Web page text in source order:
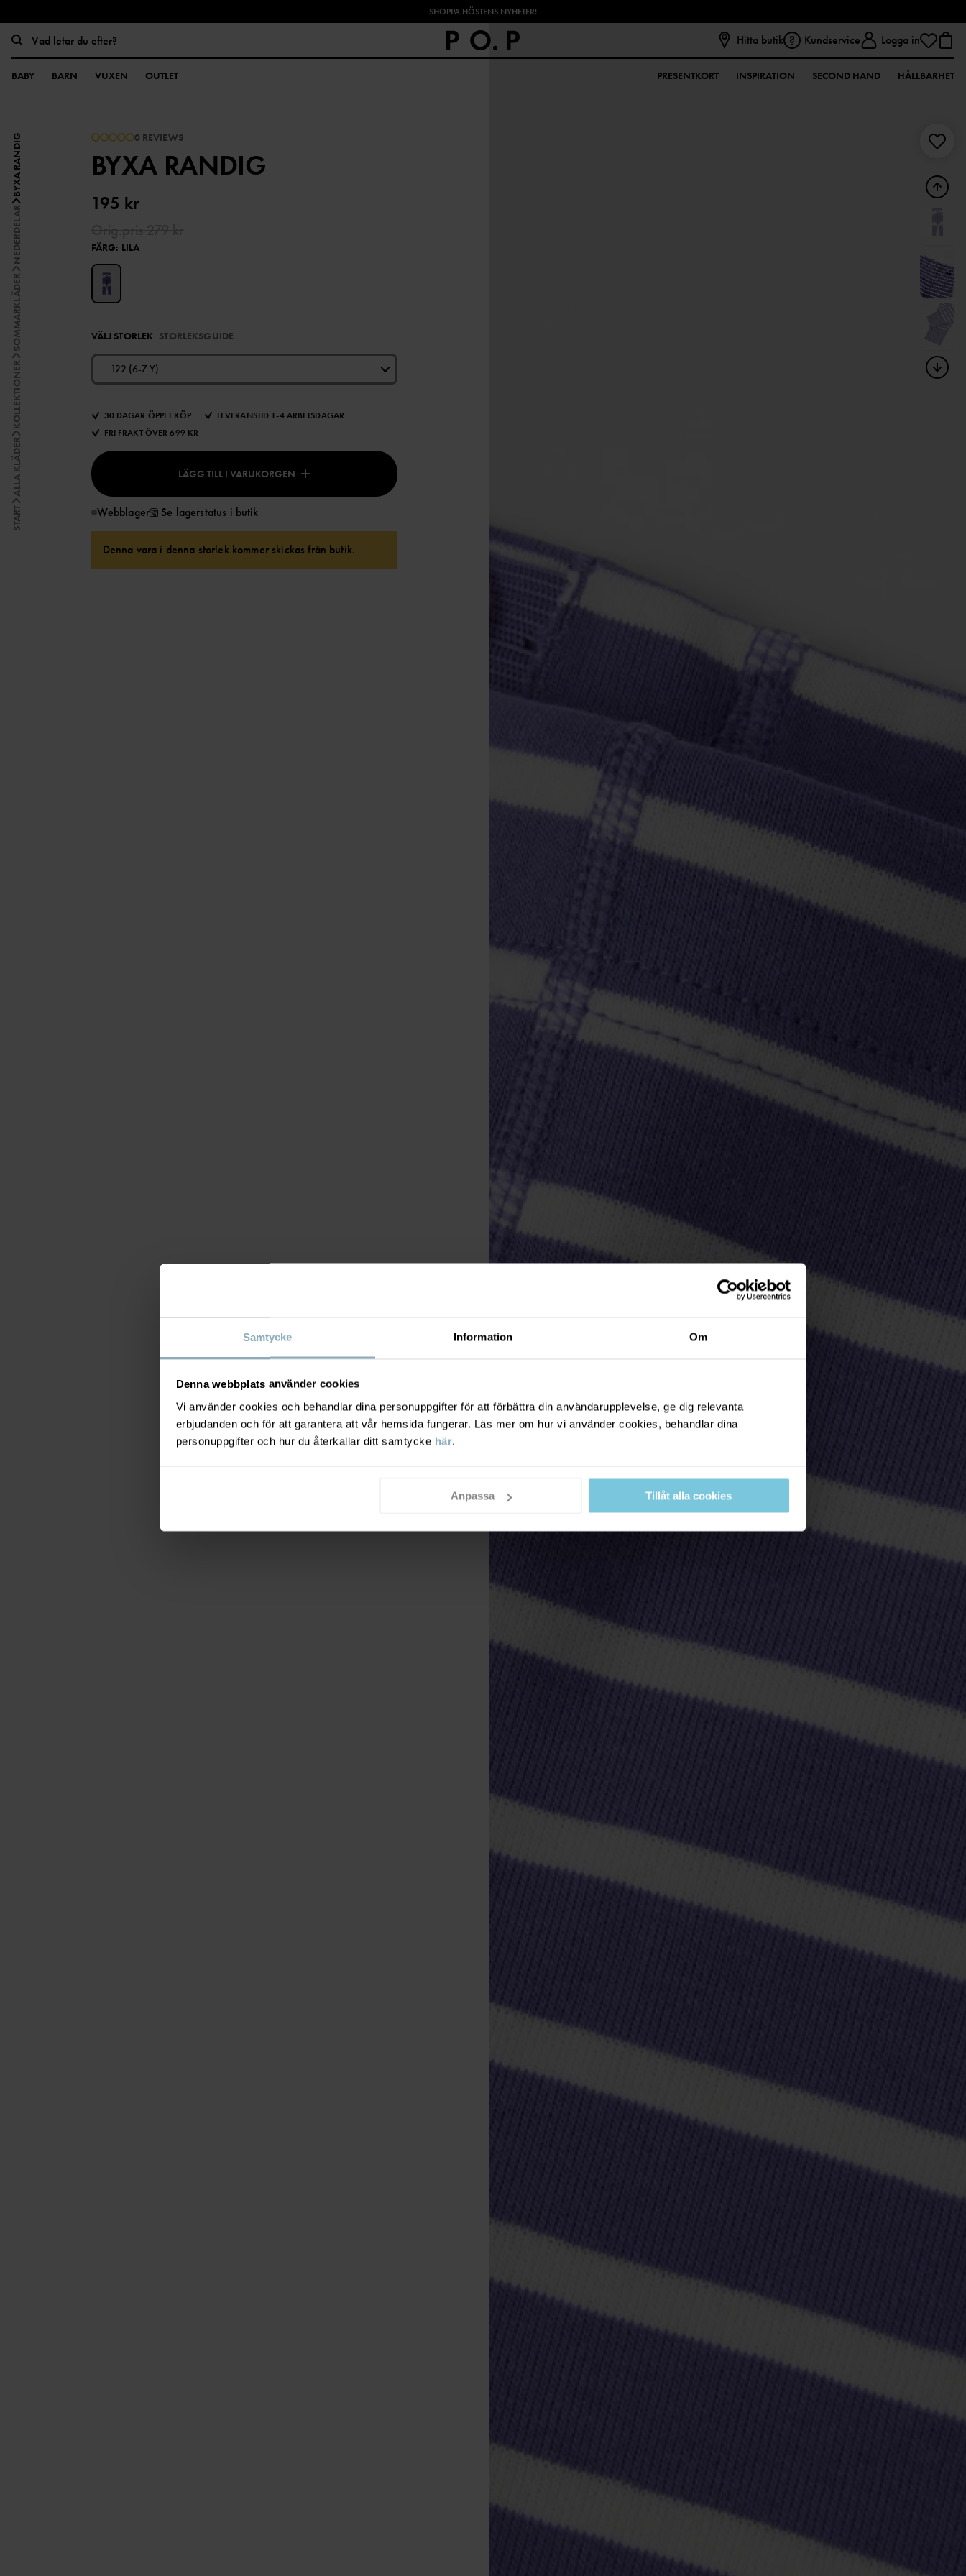
Samtycke Information Om
Denna webbplats använder cookies
Vi använder cookies och behandlar dina personuppgifter för att förbättra din användarupplevelse, ge dig relevanta
erbjudanden och för att garantera att vår hemsida fungerar. Läs mer om hur vi använder cookies, behandlar dina
personuppgifter och hur du återkallar ditt samtycke här.
Anpassa Tillåt alla cookies
SHOPPA HÖSTENS NYHETER!
Hitta butik Kundservice Logga in
BABY BARN VUXEN OUTLET PRESENTKORT INSPIRATION SECOND HAND HÅLLBARHET
START
ALLA KLÄDER
KOLLEKTIONER
SOMMARKLÄDER
NEDERDELAR
BYXA RANDIG 0 REVIEWS
BYXA RANDIG
195 kr
FÄRG: LILA
VÄLJ STORLEK STORLEKSGUIDE
122 (6-7 Y)
30 DAGAR ÖPPET KÖP
LEVERANSTID 1-4 ARBETSDAGAR
FRI FRAKT ÖVER 699 KR
LÄGG TILL I VARUKORGEN
Webblager Se lagerstatus i butik
Denna vara i denna storlek kommer skickas från butik.